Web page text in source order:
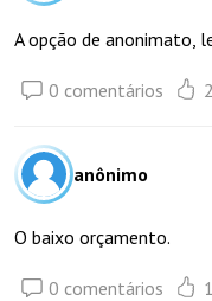
A opção de anonimato,
0 comentários 2
anônimo
O baixo orçamento.
0 comentários 1